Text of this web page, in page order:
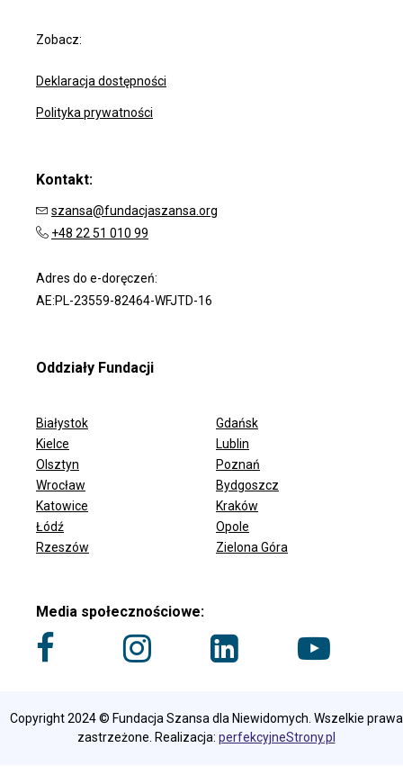
Zobacz:
Deklaracja dostępności
Polityka prywatności
Kontakt:
szansa@fundacjaszansa.org
+48 22 51 010 99
Adres do e-doręczeń:
AE:PL-23559-82464-WFJTD-16
Oddziały Fundacji
ODDZIAŁY FUNDACJI
Białystok
Gdańsk
Kielce
Lublin
Olsztyn
Poznań
Wrocław
Bydgoszcz
Katowice
Kraków
Łódź
Opole
Rzeszów
Zielona Góra
Media społecznościowe:
Copyright 2024 © Fundacja Szansa dla Niewidomych. Wszelkie prawa
zastrzeżone. Realizacja: perfekcyjneStrony.pl